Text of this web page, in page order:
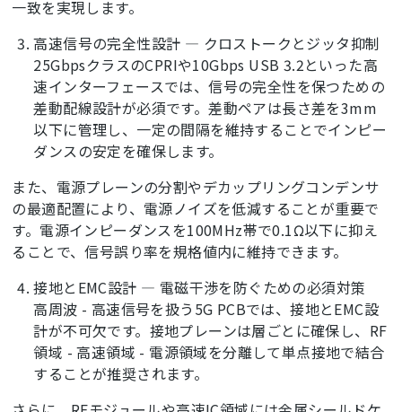
一致を実現します。
高速信号の完全性設計 ― クロストークとジッタ抑制
25GbpsクラスのCPRIや10Gbps USB 3.2といった高
速インターフェースでは、信号の完全性を保つための
差動配線設計が必須です。差動ペアは長さ差を3mm
以下に管理し、一定の間隔を維持することでインピー
ダンスの安定を確保します。
また、電源プレーンの分割やデカップリングコンデンサ
の最適配置により、電源ノイズを低減することが重要で
す。電源インピーダンスを100MHz帯で0.1Ω以下に抑え
ることで、信号誤り率を規格値内に維持できます。
接地とEMC設計 ― 電磁干渉を防ぐための必須対策
高周波 - 高速信号を扱う5G PCBでは、接地とEMC設
計が不可欠です。接地プレーンは層ごとに確保し、RF
領域 - 高速領域 - 電源領域を分離して単点接地で結合
することが推奨されます。